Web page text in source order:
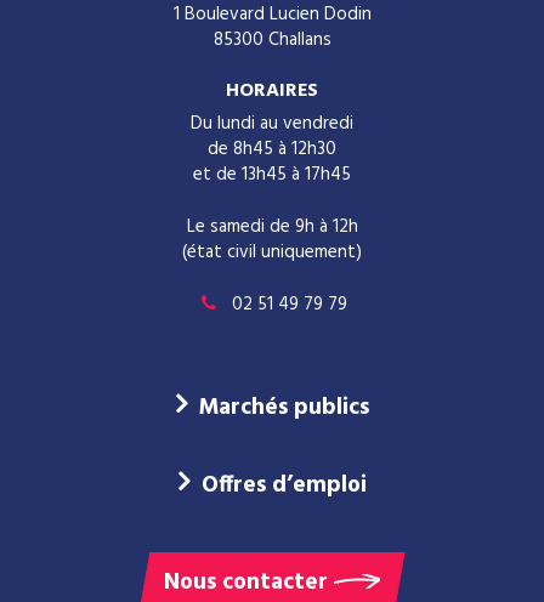
1 Boulevard Lucien Dodin
85300 Challans
HORAIRES
Du lundi au vendredi
de 8h45 à 12h30
et de 13h45 à 17h45
Le samedi de 9h à 12h
(état civil uniquement)
02 51 49 79 79
Marchés publics
Offres d’emploi
Nous contacter